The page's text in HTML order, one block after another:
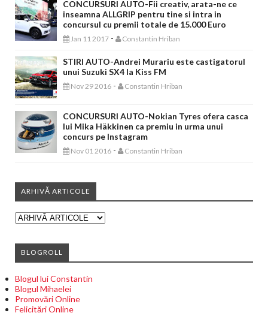
CONCURSURI AUTO-Fii creativ, arata-ne ce
inseamna ALLGRIP pentru tine si intra in
concursul cu premii totale de 15.000 Euro
Jan 11 2017 - Constantin Hriban
STIRI AUTO-Andrei Murariu este castigatorul
unui Suzuki SX4 la Kiss FM
Nov 29 2016 - Constantin Hriban
CONCURSURI AUTO-Nokian Tyres ofera casca
lui Mika Häkkinen ca premiu in urma unui
concurs pe Instagram
Nov 01 2016 - Constantin Hriban
ARHIVĂ ARTICOLE
BLOGROLL
Blogul lui Constantin
Blogul Mihaelei
Promovări Online
Felicitări Online